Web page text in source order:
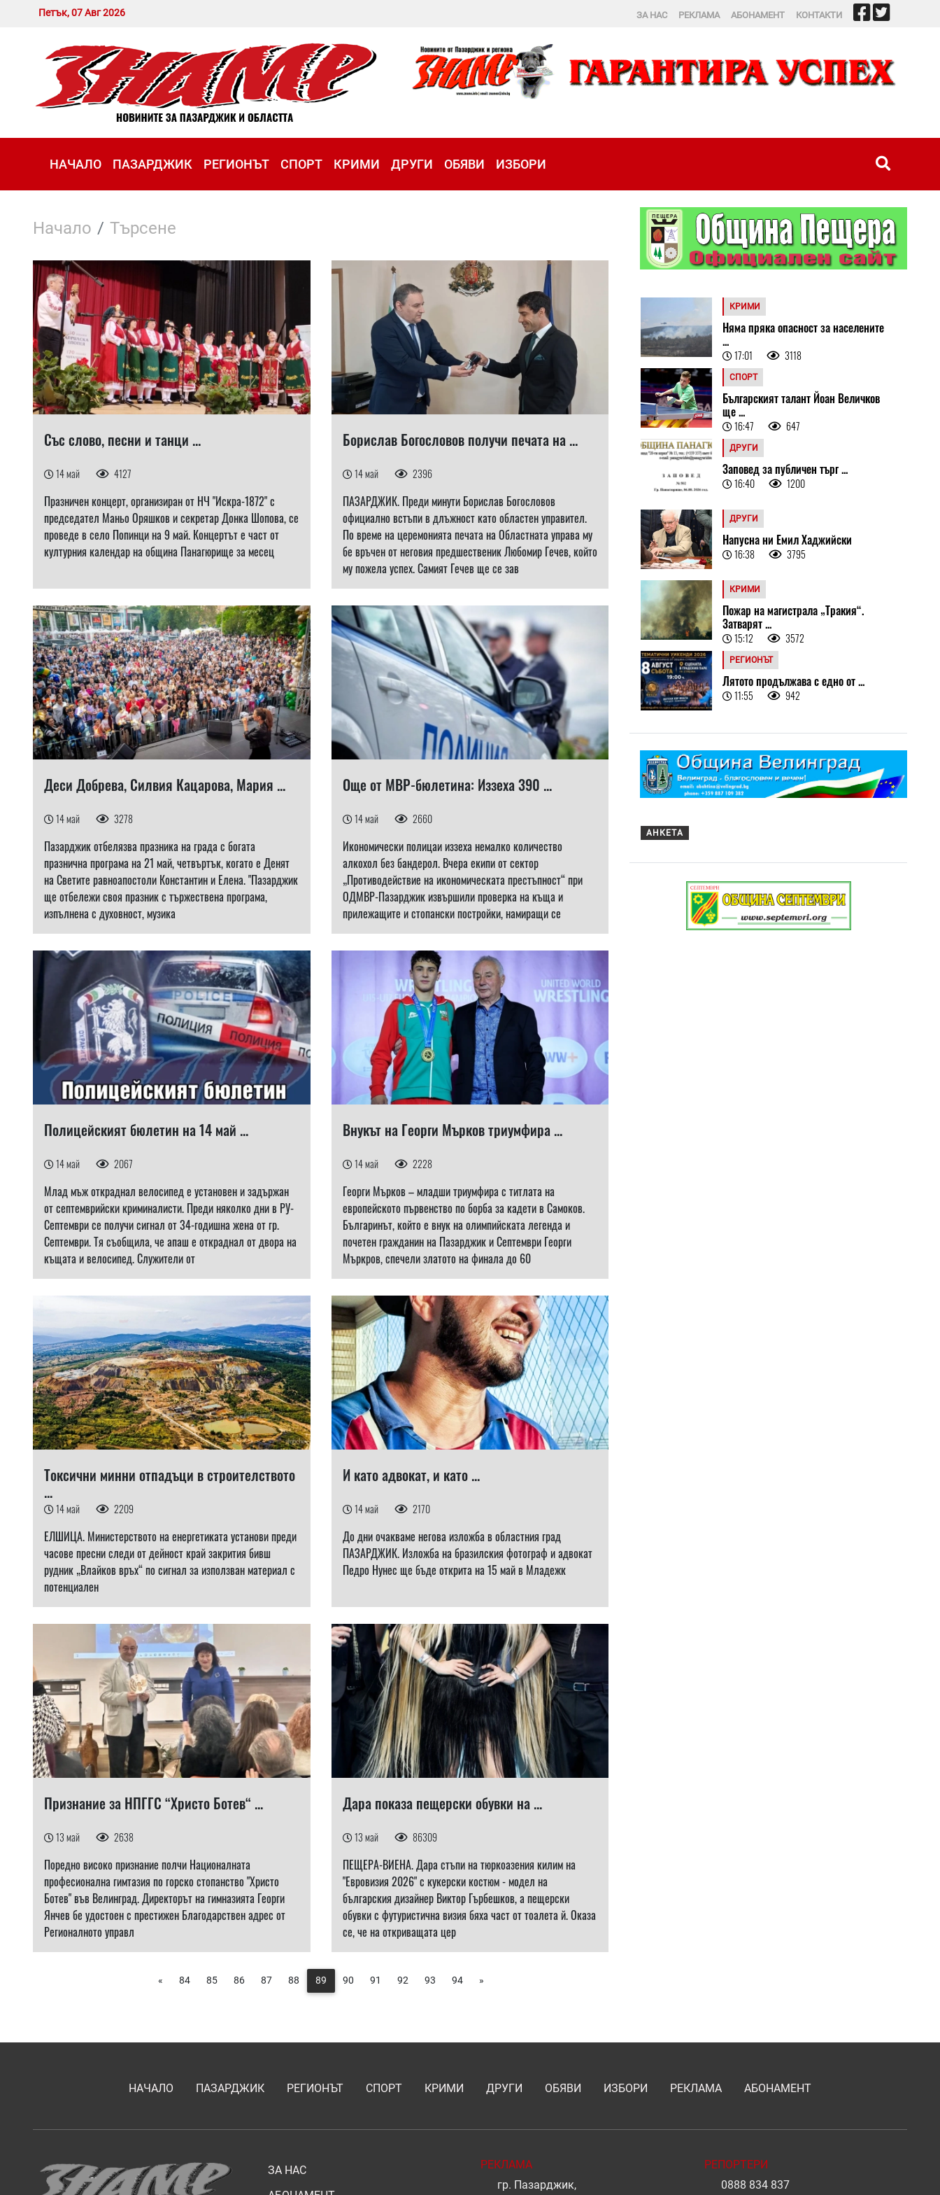
Петък, 07 Авг 2026 ЗА НАС РЕКЛАМА АБОНАМЕНТ КОНТАКТИ
НАЧАЛО ПАЗАРДЖИК РЕГИОНЪТ СПОРТ КРИМИ ДРУГИ ОБЯВИ ИЗБОРИ
Начало Търсене
Със слово, песни и танци ...
14 май 4127
Празничен концерт, организиран от НЧ "Искра-1872" с
председател Маньо Оряшков и секретар Донка Шопова, се
проведе в село Попинци на 9 май. Концертът е част от
културния календар на община Панагюрище за месец
Борислав Богословов получи печата на ...
14 май 2396
ПАЗАРДЖИК. Преди минути Борислав Богословов
официално встъпи в длъжност като областен управител.
По време на церемонията печата на Областната управа му
бе връчен от неговия предшественик Любомир Гечев, който
му пожела успех. Самият Гечев ще се зав
Деси Добрева, Силвия Кацарова, Мария ...
14 май 3278
Пазарджик отбелязва празника на града с богата
празнична програма на 21 май, четвъртък, когато е Денят
на Светите равноапостоли Константин и Елена. "Пазарджик
ще отбележи своя празник с тържествена програма,
изпълнена с духовност, музика
Още от МВР-бюлетина: Иззеха 390 ...
14 май 2660
Икономически полицаи иззеха немалко количество
алкохол без бандерол. Вчера екипи от сектор
„Противодействие на икономическата престъпност“ при
ОДМВР-Пазарджик извършили проверка на къща и
прилежащите и стопански постройки, намиращи се
Полицейският бюлетин на 14 май ...
14 май 2067
Млад мъж откраднал велосипед е установен и задържан
от септемврийски криминалисти. Преди няколко дни в РУ-
Септември се получи сигнал от 34-годишна жена от гр.
Септември. Тя съобщила, че апаш е откраднал от двора на
къщата и велосипед. Служители от
Внукът на Георги Мърков триумфира ...
14 май 2228
Георги Мърков – младши триумфира с титлата на
европейското първенство по борба за кадети в Самоков.
Българинът, който е внук на олимпийската легенда и
почетен гражданин на Пазарджик и Септември Георги
Мъркров, спечели златото на финала до 60
Токсични минни отпадъци в строителството
...
14 май 2209
ЕЛШИЦА. Министерството на енергетиката установи преди
часове пресни следи от дейност край закрития бивш
рудник „Влайков връх“ по сигнал за използван материал с
потенциален
И като адвокат, и като ...
14 май 2170
До дни очакваме негова изложба в областния град
ПАЗАРДЖИК. Изложба на бразилския фотограф и адвокат
Педро Нунес ще бъде открита на 15 май в Младежк
Признание за НПГГС “Христо Ботев“ ...
13 май 2638
Поредно високо признание полчи Националната
професионална гимтазия по горско стопанство "Христо
Ботев" във Велинград. Директорът на гимназията Георги
Янчев бе удостоен с престижен Благодарствен адрес от
Регионалното управл
Дара показа пещерски обувки на ...
13 май 86309
ПЕЩЕРА-ВИЕНА. Дара стъпи на тюркоазения килим на
"Евровизия 2026" с кукерски костюм - модел на
българския дизайнер Виктор Гърбешков, а пещерски
обувки с футуристична визия бяха част от тоалета й. Оказа
се, че на откриващата цер
« 84 85 86 87 88 89 90 91 92 93 94 »
КРИМИ
Няма пряка опасност за населените
...
17:01 3118
СПОРТ
Българският талант Йоан Величков
ще ...
16:47 647
ДРУГИ
Заповед за публичен търг ...
16:40 1200
ДРУГИ
Напусна ни Емил Хаджийски
16:38 3795
КРИМИ
Пожар на магистрала „Тракия“.
Затварят ...
15:12 3572
РЕГИОНЪТ
Лятото продължава с едно от ...
11:55 942
АНКЕТА
НАЧАЛО ПАЗАРДЖИК РЕГИОНЪТ СПОРТ КРИМИ ДРУГИ ОБЯВИ ИЗБОРИ РЕКЛАМА АБОНАМЕНТ
ЗА НАС
РЕКЛАМА
гр. Пазарджик,
РЕПОРТЕРИ
0888 834 837